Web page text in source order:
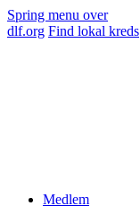
Spring menu over
dlf.org Find lokal kreds
Medlem